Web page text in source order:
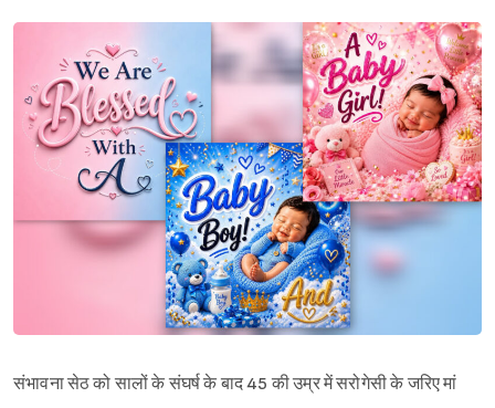
संभावना सेठ को सालों के संघर्ष के बाद 45 की उम्र में सरोगेसी के जरिए मां